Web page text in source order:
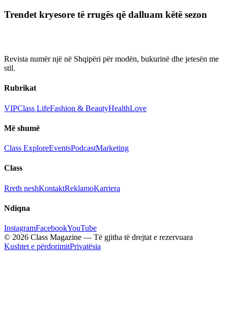
Trendet kryesore të rrugës që dalluam këtë sezon
Revista numër një në Shqipëri për modën, bukurinë dhe jetesën me
stil.
Rubrikat
VIPClass LifeFashion & BeautyHealthLove
Më shumë
Class ExploreEventsPodcastMarketing
Class
Rreth neshKontaktReklamoKarriera
Ndiqna
InstagramFacebookYouTube
© 2026 Class Magazine — Të gjitha të drejtat e rezervuara
Kushtet e përdorimitPrivatësia